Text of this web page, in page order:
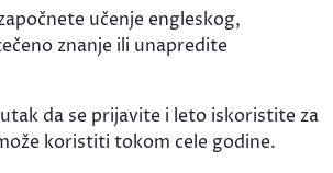
učenje engleskog,
znanje ili unapredite
da se prijavite i leto iskoristite za
koristiti tokom cele godine.